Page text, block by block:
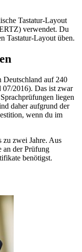
Tastatur-Layout
verwendet. Du
Tastatur-Layout üben.
auf 240
2016). Das ist zwar
liegen
daher aufgrund der
wenn du im
zwei Jahre. Aus
an der Prüfung
benötigst.